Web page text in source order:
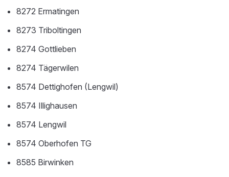
8272 Ermatingen
8273 Triboltingen
8274 Gottlieben
8274 Tägerwilen
8574 Dettighofen (Lengwil)
8574 Illighausen
8574 Lengwil
8574 Oberhofen TG
8585 Birwinken